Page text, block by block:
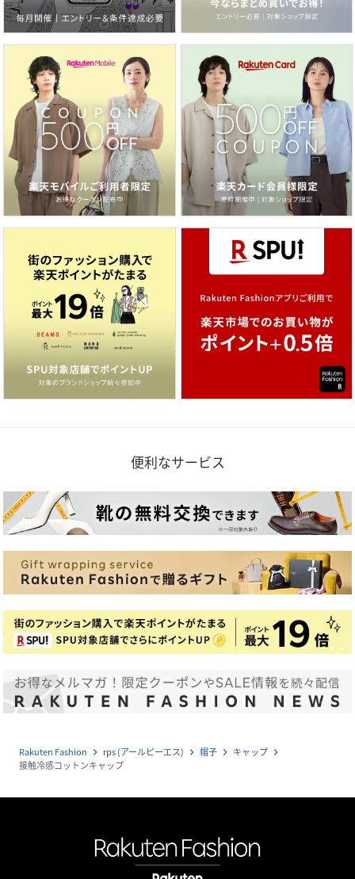
便利なサービス
Rakuten Fashion navigate_next rps (アールピーエス) navigate_next 帽子 navigate_next キャップ navigate_next
接触冷感コットンキャップ